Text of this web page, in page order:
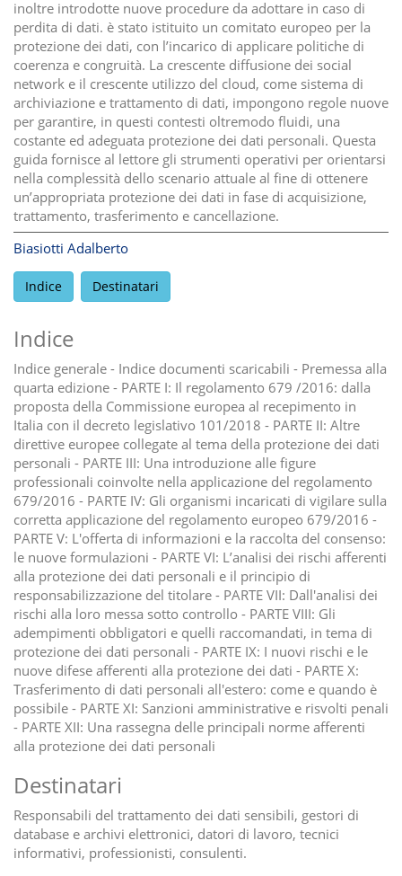
inoltre introdotte nuove procedure da adottare in caso di
perdita di dati. è stato istituito un comitato europeo per la
protezione dei dati, con l’incarico di applicare politiche di
coerenza e congruità. La crescente diffusione dei social
network e il crescente utilizzo del cloud, come sistema di
archiviazione e trattamento di dati, impongono regole nuove
per garantire, in questi contesti oltremodo fluidi, una
costante ed adeguata protezione dei dati personali. Questa
guida fornisce al lettore gli strumenti operativi per orientarsi
nella complessità dello scenario attuale al fine di ottenere
un’appropriata protezione dei dati in fase di acquisizione,
trattamento, trasferimento e cancellazione.
Biasiotti Adalberto
Indice Destinatari
Indice
Indice generale - Indice documenti scaricabili - Premessa alla
quarta edizione - PARTE I: Il regolamento 679 /2016: dalla
proposta della Commissione europea al recepimento in
Italia con il decreto legislativo 101/2018 - PARTE II: Altre
direttive europee collegate al tema della protezione dei dati
personali - PARTE III: Una introduzione alle figure
professionali coinvolte nella applicazione del regolamento
679/2016 - PARTE IV: Gli organismi incaricati di vigilare sulla
corretta applicazione del regolamento europeo 679/2016 -
PARTE V: L'offerta di informazioni e la raccolta del consenso:
le nuove formulazioni - PARTE VI: L’analisi dei rischi afferenti
alla protezione dei dati personali e il principio di
responsabilizzazione del titolare - PARTE VII: Dall'analisi dei
rischi alla loro messa sotto controllo - PARTE VIII: Gli
adempimenti obbligatori e quelli raccomandati, in tema di
protezione dei dati personali - PARTE IX: I nuovi rischi e le
nuove difese afferenti alla protezione dei dati - PARTE X:
Trasferimento di dati personali all'estero: come e quando è
possibile - PARTE XI: Sanzioni amministrative e risvolti penali
- PARTE XII: Una rassegna delle principali norme afferenti
alla protezione dei dati personali
Destinatari
Responsabili del trattamento dei dati sensibili, gestori di
database e archivi elettronici, datori di lavoro, tecnici
informativi, professionisti, consulenti.